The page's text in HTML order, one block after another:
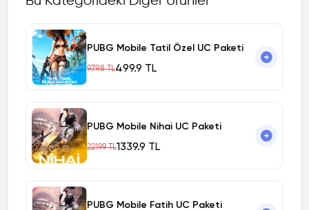
PUBG Mobile Tatil Özel UC Paketi
979.8 TL499.9 TL
PUBG Mobile Nihai UC Paketi
2219.9 TL1339.9 TL
PUBG Mobile Fatih UC Paketi